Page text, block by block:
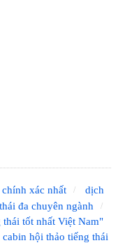
xác nhất
dịch
đa chuyên ngành
thái tốt nhất Việt Nam"
hội thảo tiếng thái